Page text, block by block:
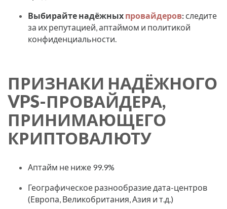
Выбирайте надёжных провайдеров: следите
за их репутацией, аптаймом и политикой
конфиденциальности.
ПРИЗНАКИ НАДЁЖНОГО
VPS-ПРОВАЙДЕРА,
ПРИНИМАЮЩЕГО
КРИПТОВАЛЮТУ
Аптайм не ниже 99.9%
Географическое разнообразие дата-центров
(Европа, Великобритания, Азия и т.д.)